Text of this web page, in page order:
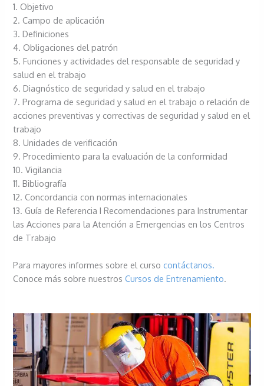
1. Objetivo
2. Campo de aplicación
3. Definiciones
4. Obligaciones del patrón
5. Funciones y actividades del responsable de seguridad y
salud en el trabajo
6. Diagnóstico de seguridad y salud en el trabajo
7. Programa de seguridad y salud en el trabajo o relación de
acciones preventivas y correctivas de seguridad y salud en el
trabajo
8. Unidades de verificación
9. Procedimiento para la evaluación de la conformidad
10. Vigilancia
11. Bibliografía
12. Concordancia con normas internacionales
13. Guía de Referencia I Recomendaciones para Instrumentar
las Acciones para la Atención a Emergencias en los Centros
de Trabajo
Para mayores informes sobre el curso contáctanos.
Conoce más sobre nuestrosCursos de Entrenamiento.